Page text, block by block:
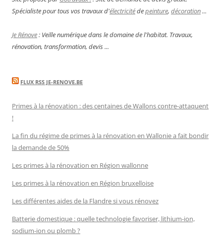
Spécialiste pour tous vos travaux d'électricitédepeinture, décoration...
Je Rénove: Veille numérique dans le domaine de l'habitat. Travaux,
rénovation, transformation, devis ...
FLUX RSS JE-RENOVE.BE
Primes à la rénovation : des centaines de Wallons contre-attaquent
!
La fin du régime de primes à la rénovation en Wallonie a fait bondir
la demande de 50%
Les primes à la rénovation en Région wallonne
Les primes à la rénovation en Région bruxelloise
Les différentes aides de la Flandre si vous rénovez
Batterie domestique : quelle technologie favoriser, lithium-ion,
sodium-ion ou plomb ?